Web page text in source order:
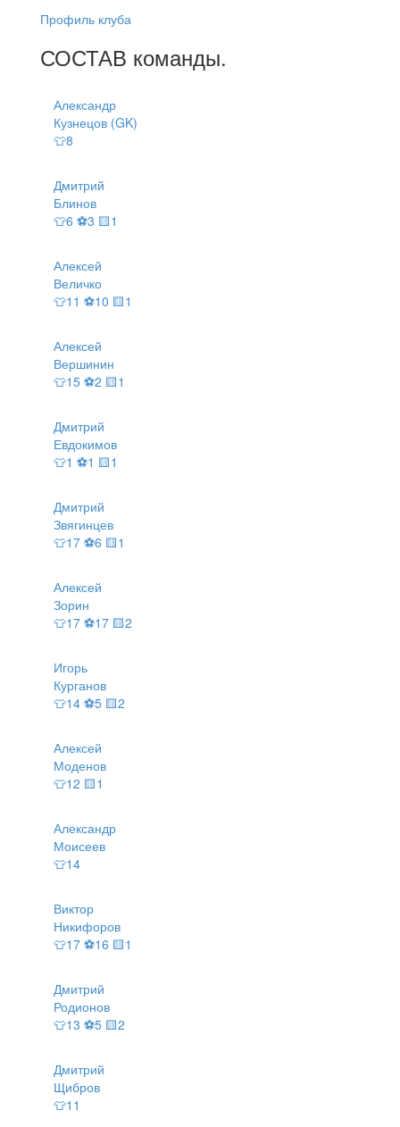
Профиль клуба
СОСТАВ команды.
Александр
Кузнецов (GK)
👕8
Дмитрий
Блинов
👕6 ⚽3 🟨1
Алексей
Величко
👕11 ⚽10 🟨1
Алексей
Вершинин
👕15 ⚽2 🟨1
Дмитрий
Евдокимов
👕1 ⚽1 🟨1
Дмитрий
Звягинцев
👕17 ⚽6 🟨1
Алексей
Зорин
👕17 ⚽17 🟨2
Игорь
Курганов
👕14 ⚽5 🟨2
Алексей
Моденов
👕12 🟨1
Александр
Моисеев
👕14
Виктор
Никифоров
👕17 ⚽16 🟨1
Дмитрий
Родионов
👕13 ⚽5 🟨2
Дмитрий
Щибров
👕11